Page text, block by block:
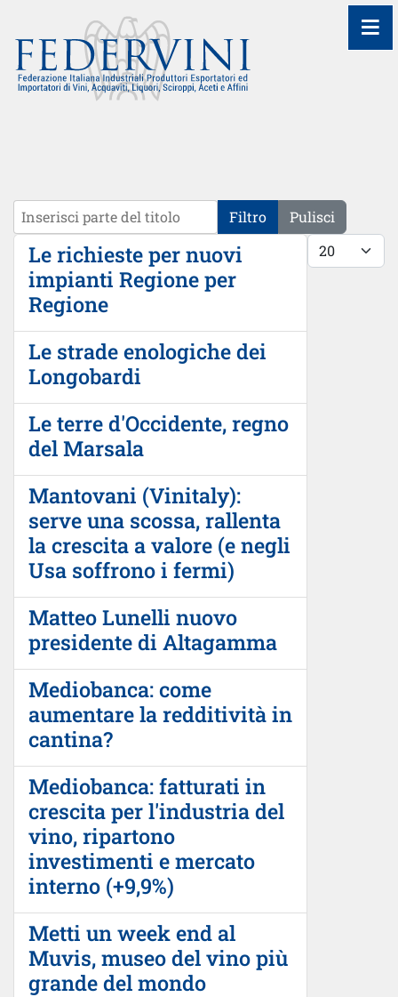
Inserisci parte del titolo Filtro
Pulisci
Visualizza #
Le richieste per nuovi
impianti Regione per
Regione
Le strade enologiche dei
Longobardi
Le terre d'Occidente, regno
del Marsala
Mantovani (Vinitaly):
serve una scossa, rallenta
la crescita a valore (e negli
Usa soffrono i fermi)
Matteo Lunelli nuovo
presidente di Altagamma
Mediobanca: come
aumentare la redditività in
cantina?
Mediobanca: fatturati in
crescita per l'industria del
vino, ripartono
investimenti e mercato
interno (+9,9%)
Metti un week end al
Muvis, museo del vino più
grande del mondo
≡